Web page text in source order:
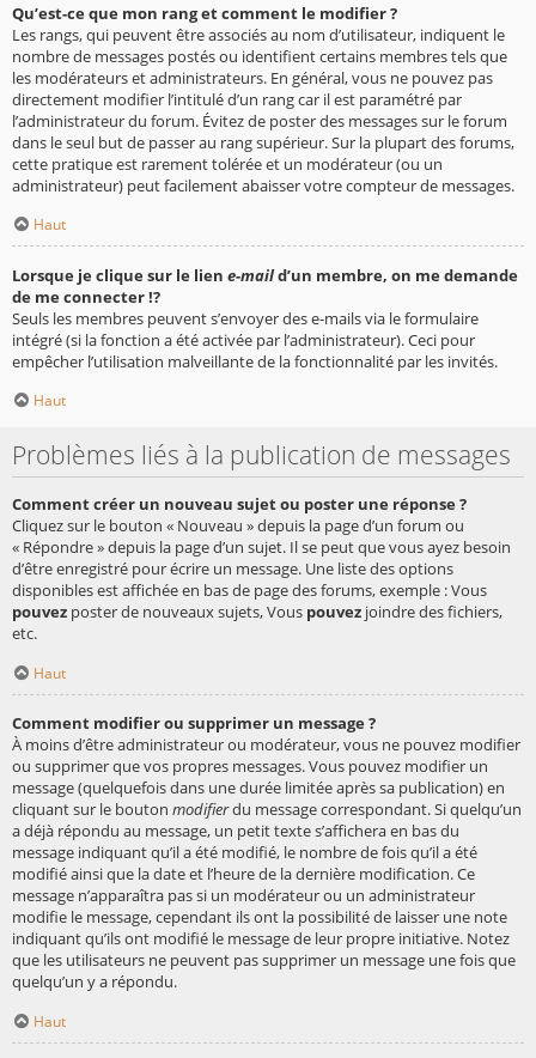
Qu’est-ce que mon rang et comment le modifier ?
Les rangs, qui peuvent être associés au nom d’utilisateur, indiquent le
nombre de messages postés ou identifient certains membres tels que
les modérateurs et administrateurs. En général, vous ne pouvez pas
directement modifier l’intitulé d’un rang car il est paramétré par
l’administrateur du forum. Évitez de poster des messages sur le forum
dans le seul but de passer au rang supérieur. Sur la plupart des forums,
cette pratique est rarement tolérée et un modérateur (ou un
administrateur) peut facilement abaisser votre compteur de messages.
Haut
Lorsque je clique sur le lien e-maild’un membre, on me demande
de me connecter !?
Seuls les membres peuvent s’envoyer des e-mails via le formulaire
intégré (si la fonction a été activée par l’administrateur). Ceci pour
empêcher l’utilisation malveillante de la fonctionnalité par les invités.
Haut
Problèmes liés à la publication de messages
Comment créer un nouveau sujet ou poster une réponse ?
Cliquez sur le bouton « Nouveau » depuis la page d’un forum ou
« Répondre » depuis la page d’un sujet. Il se peut que vous ayez besoin
d’être enregistré pour écrire un message. Une liste des options
disponibles est affichée en bas de page des forums, exemple : Vous
pouvez poster de nouveaux sujets, Vous pouvez joindre des fichiers,
etc.
Haut
Comment modifier ou supprimer un message ?
À moins d’être administrateur ou modérateur, vous ne pouvez modifier
ou supprimer que vos propres messages. Vous pouvez modifier un
message (quelquefois dans une durée limitée après sa publication) en
cliquant sur le bouton modifierdu message correspondant. Si quelqu’un
a déjà répondu au message, un petit texte s’affichera en bas du
message indiquant qu’il a été modifié, le nombre de fois qu’il a été
modifié ainsi que la date et l’heure de la dernière modification. Ce
message n’apparaîtra pas si un modérateur ou un administrateur
modifie le message, cependant ils ont la possibilité de laisser une note
indiquant qu’ils ont modifié le message de leur propre initiative. Notez
que les utilisateurs ne peuvent pas supprimer un message une fois que
quelqu’un y a répondu.
Haut